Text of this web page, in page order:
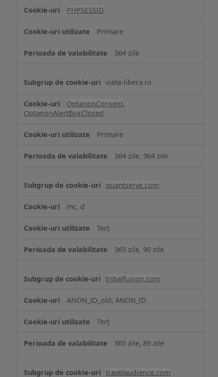
Cookie
necesare
PHPSESSID
Primare
364 zile
viata-libera.ro
OptanonConsent,
OptanonAlertBoxClosed
Primare
364 zile, 364 zile
quantserve.com
mc, d
Terț
365 zile, 90 zile
tribalfusion.com
ANON_ID_old, ANON_ID
Terț
365 zile, 89 zile
travelaudience.com